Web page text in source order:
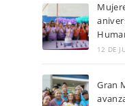
12 DE
Gran